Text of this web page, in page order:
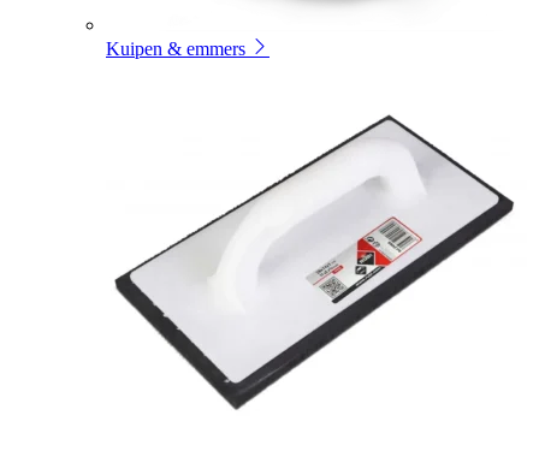
Kuipen & emmers